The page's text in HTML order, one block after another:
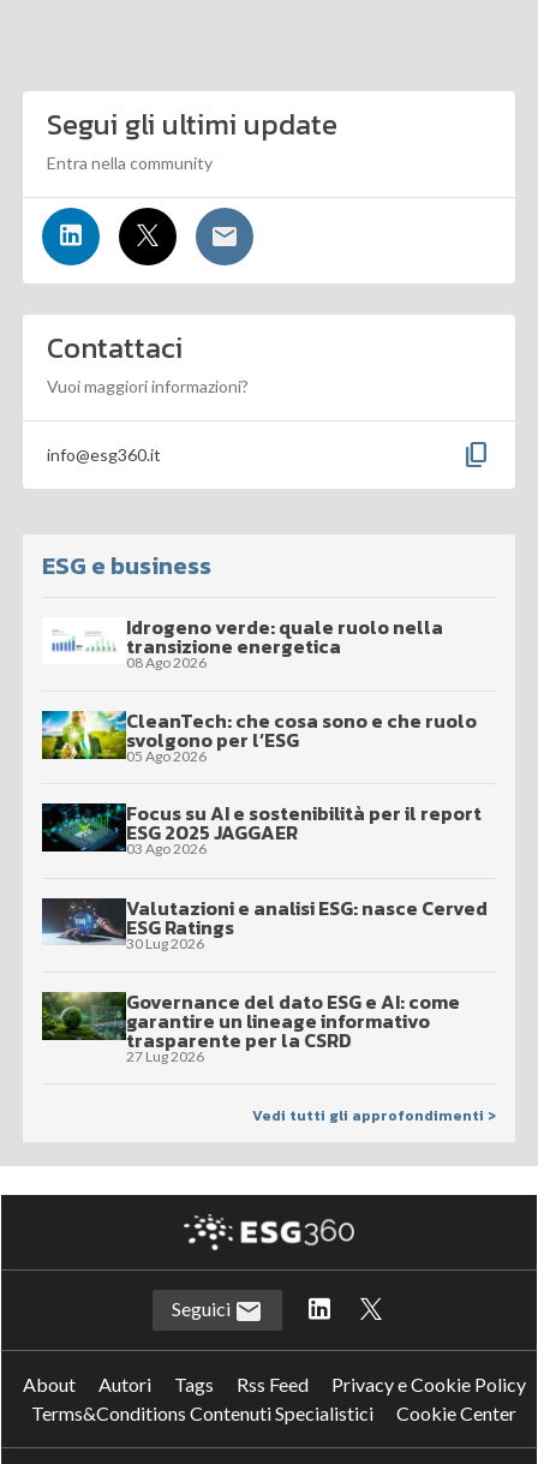
Segui gli ultimi update
Entra nella community
Contattaci
Vuoi maggiori informazioni?
info@esg360.it content_copy
ESG e business
Idrogeno verde: quale ruolo nella
transizione energetica
08 Ago 2026
CleanTech: che cosa sono e che ruolo
svolgono per l’ESG
05 Ago 2026
Focus su AI e sostenibilità per il report
ESG 2025 JAGGAER
03 Ago 2026
Valutazioni e analisi ESG: nasce Cerved
ESG Ratings
30 Lug 2026
Governance del dato ESG e AI: come
garantire un lineage informativo
trasparente per la CSRD
27 Lug 2026
Vedi tutti gli approfondimenti >
Seguici
About Autori Tags Rss Feed
Privacy e Cookie Policy
Terms&Conditions Contenuti Specialistici
Cookie Center